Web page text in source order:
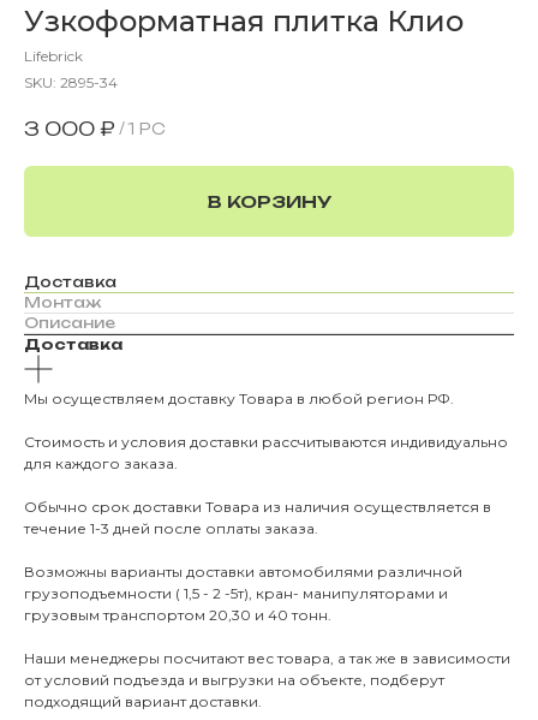
Узкоформатная плитка Клио
Lifebrick
SKU: 2895-34
3 000 ₽ /1 PC
В КОРЗИНУ
Доставка
Монтаж
Описание
Доставка
Мы осуществляем доставку Товара в любой регион РФ.
Стоимость и условия доставки рассчитываются индивидуально
для каждого заказа.
Обычно срок доставки Товара из наличия осуществляется в
течение 1-3 дней после оплаты заказа.
Возможны варианты доставки автомобилями различной
грузоподъемности ( 1,5 - 2 -5т), кран- манипуляторами и
грузовым транспортом 20,30 и 40 тонн.
Наши менеджеры посчитают вес товара, а так же в зависимости
от условий подъезда и выгрузки на объекте, подберут
подходящий вариант доставки.